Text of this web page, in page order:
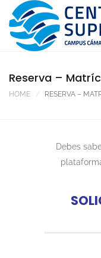
Reserva –
HOME RESERVA –
Debes